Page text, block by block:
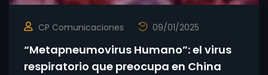
CP Comunicaciones 09/01/2025
“Metapneumovirus Humano”: el virus
respiratorio que preocupa en China